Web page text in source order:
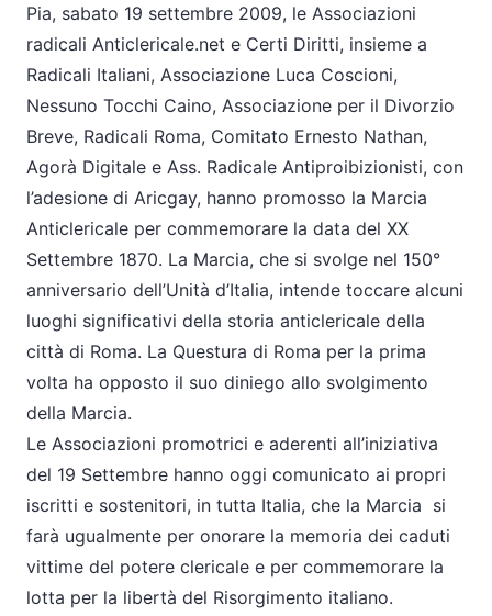
Pia, sabato 19 settembre 2009, le Associazioni
radicali Anticlericale.net e Certi Diritti, insieme a
Radicali Italiani, Associazione Luca Coscioni,
Nessuno Tocchi Caino, Associazione per il Divorzio
Breve, Radicali Roma, Comitato Ernesto Nathan,
Agorà Digitale e Ass. Radicale Antiproibizionisti, con
l’adesione di Aricgay, hanno promosso la Marcia
Anticlericale per commemorare la data del XX
Settembre 1870. La Marcia, che si svolge nel 150°
anniversario dell’Unità d’Italia, intende toccare alcuni
luoghi significativi della storia anticlericale della
città di Roma. La Questura di Roma per la prima
volta ha opposto il suo diniego allo svolgimento
della Marcia.
Le Associazioni promotrici e aderenti all’iniziativa
del 19 Settembre hanno oggi comunicato ai propri
iscritti e sostenitori, in tutta Italia, che la Marcia si
farà ugualmente per onorare la memoria dei caduti
vittime del potere clericale e per commemorare la
lotta per la libertà del Risorgimento italiano.